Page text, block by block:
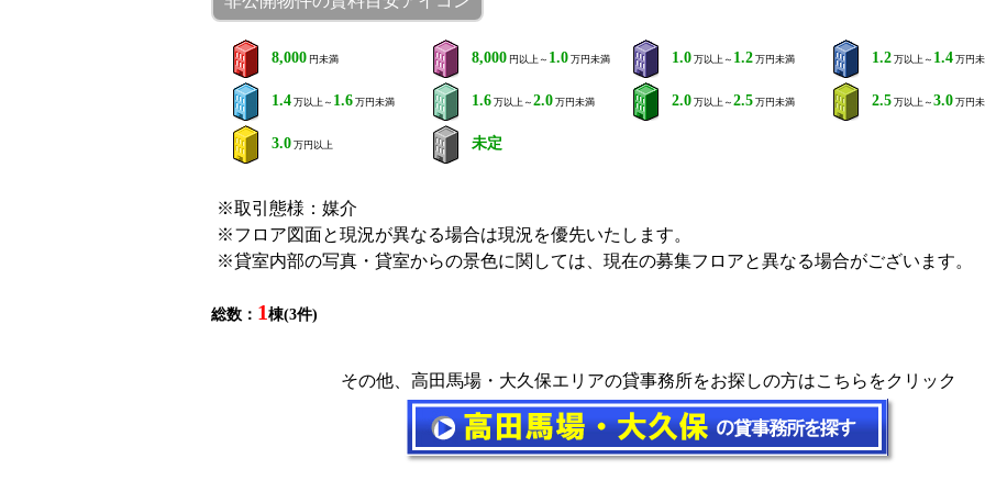
8,000 円未満 8,000 円以上～ 1.0 万円未満 1.0 万以上～ 1.2 万円未満 1.2 万以上～ 1.4 万円
1.4 万以上～ 1.6 万円未満 1.6 万以上～ 2.0 万円未満 2.0 万以上～ 2.5 万円未満 2.5 万以上～ 3.0 万円
3.0 万円以上 未定
※取引態様：媒介
※フロア図面と現況が異なる場合は現況を優先いたします。
※貸室内部の写真・貸室からの景色に関しては、現在の募集フロアと異なる場合がございます。
総数： 1 棟(3件)
その他、高田馬場・大久保エリアの貸事務所をお探しの方はこちらをクリック